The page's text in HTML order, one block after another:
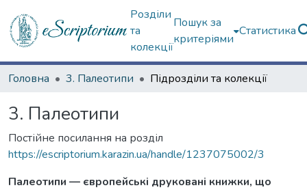
Розділи
та
колекції
Пошук за
критеріями
Статистика
Головна 3. Палеотипи Підрозділи та колекції
3. Палеотипи
Постійне посилання на розділ
https://escriptorium.karazin.ua/handle/1237075002/3
Палеотипи — європейські друковані книжки, що